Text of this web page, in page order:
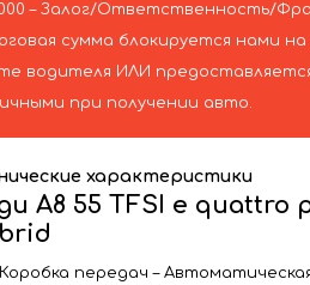
– Залог/Ответственность/
сумма блокируется нами
водителя ИЛИ
при получении авто.
характеристики
A8 55 TFSI e quattro
Коробка передач –